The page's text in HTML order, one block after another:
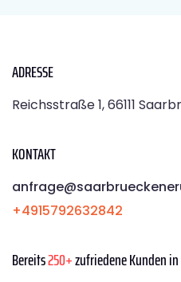
ADRESSE
Reichsstraße 1, 66111
KONTAKT
+4915792632842
Bereits250+zufriedene Kunden in